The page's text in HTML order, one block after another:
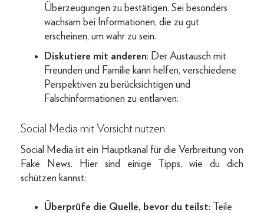
Überzeugungen zu bestätigen. Sei besonders
wachsam bei Informationen, die zu gut
erscheinen, um wahr zu sein.
Diskutiere mit anderen: Der Austausch mit
Freunden und Familie kann helfen, verschiedene
Perspektiven zu berücksichtigen und
Falschinformationen zu entlarven.
Social Media mit Vorsicht nutzen
Social Media ist ein Hauptkanal für die Verbreitung von
Fake News. Hier sind einige Tipps, wie du dich
schützen kannst:
Überprüfe die Quelle, bevor du teilst: Teile